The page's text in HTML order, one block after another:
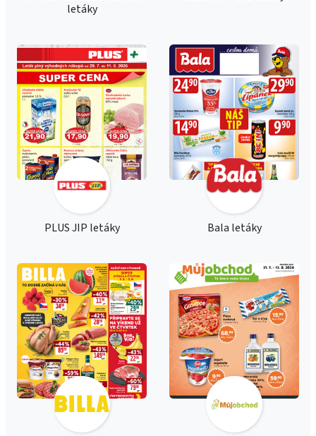
letáky
PLUS JIP letáky Bala letáky